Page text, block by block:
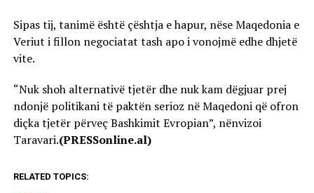
Sipas tij, tanimë është çështja e hapur, nëse Maqedonia e
Veriut i fillon negociatat tash apo i vonojmë edhe dhjetë
vite.
“Nuk shoh alternativë tjetër dhe nuk kam dëgjuar prej
ndonjë politikani të paktën serioz në Maqedoni që ofron
diçka tjetër përveç Bashkimit Evropian”, nënvizoi
Taravari.(PRESSonline.al)
RELATED TOPICS: